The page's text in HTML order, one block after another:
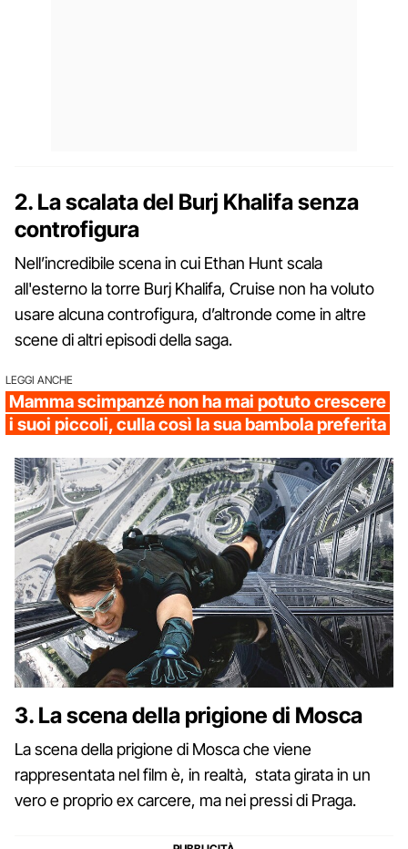
2. La scalata del Burj Khalifa senza
controfigura
Nell’incredibile scena in cui Ethan Hunt scala
all'esterno la torre Burj Khalifa, Cruise non ha voluto
usare alcuna controfigura, d’altronde come in altre
scene di altri episodi della saga.
LEGGI ANCHE
Mamma scimpanzé non ha mai potuto crescere
i suoi piccoli, culla così la sua bambola preferita
3. La scena della prigione di Mosca
La scena della prigione di Mosca che viene
rappresentata nel film è, in realtà, stata girata in un
vero e proprio ex carcere, ma nei pressi di Praga.